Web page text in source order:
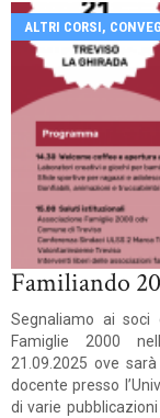
ALTRI CORSI,
Familiando
Segnaliamo ai soci
Famiglie 2000
21.09.2025 ove
docente presso
di varie